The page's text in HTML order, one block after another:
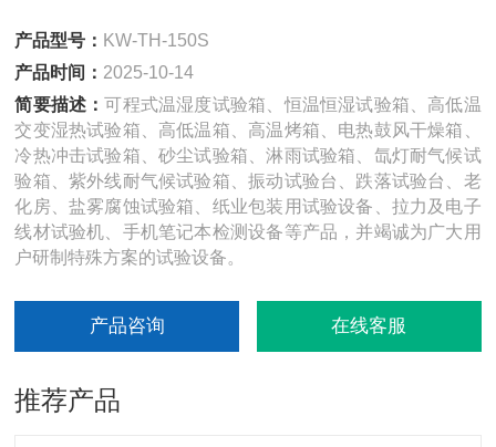
产品型号： KW-TH-150S
产品时间： 2025-10-14
简要描述：可程式温湿度试验箱、恒温恒湿试验箱、高低温
交变湿热试验箱、高低温箱、高温烤箱、电热鼓风干燥箱、
冷热冲击试验箱、砂尘试验箱、淋雨试验箱、氙灯耐气候试
验箱、紫外线耐气候试验箱、振动试验台、跌落试验台、老
化房、盐雾腐蚀试验箱、纸业包装用试验设备、拉力及电子
线材试验机、手机笔记本检测设备等产品，并竭诚为广大用
户研制特殊方案的试验设备。
产品咨询 在线客服
推荐产品